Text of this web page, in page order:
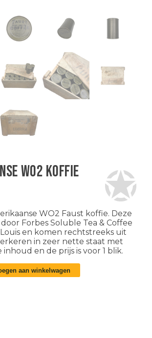
WO2 koffie
WO2 Faust koffie. Deze
Forbes Soluble Tea & Coffee
en komen rechtstreeks uit
in zeer nette staat met
en de prijs is voor 1 blik.
aan winkelwagen